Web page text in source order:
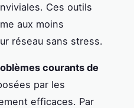
Ces outils
aux moins
réseau sans stress.
courants de
par les
efficaces. Par